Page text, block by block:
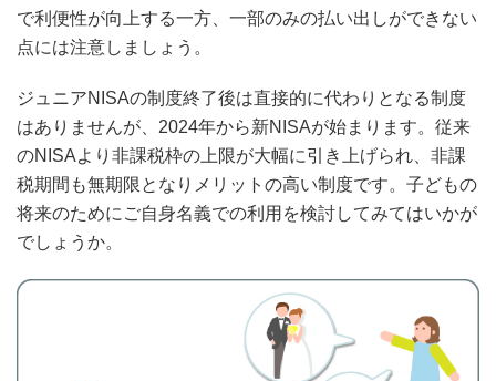
で利便性が向上する一方、一部のみの払い出しができない
点には注意しましょう。
ジュニアNISAの制度終了後は直接的に代わりとなる制度
はありませんが、2024年から新NISAが始まります。従来
のNISAより非課税枠の上限が大幅に引き上げられ、非課
税期間も無期限となりメリットの高い制度です。子どもの
将来のためにご自身名義での利用を検討してみてはいかが
でしょうか。